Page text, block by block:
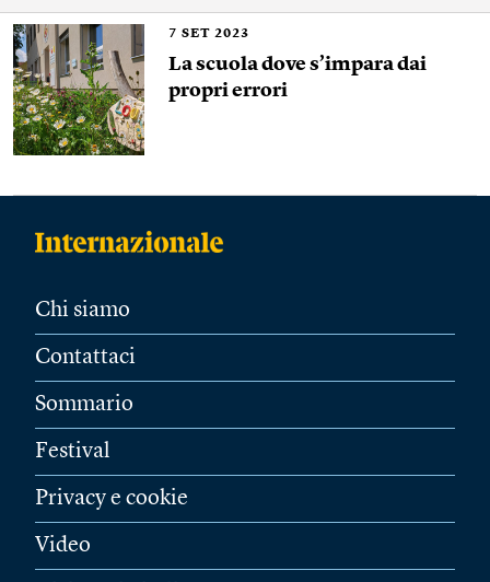
7 SET 2023
La scuola dove s’impara dai
propri errori
Chi siamo
Contattaci
Sommario
Festival
Privacy e cookie
Video